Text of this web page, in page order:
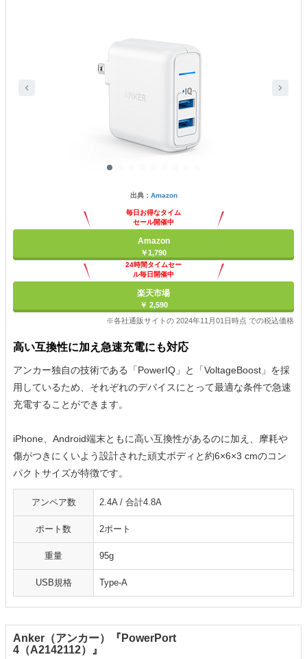
出典： Amazon
毎日お得なタイム
セール開催中
Amazon
￥1,790
24時間タイムセー
ル毎日開催中
楽天市場
￥ 2,590
※各社通販サイトの 2024年11月01日時点 での税込価格
高い互換性に加え急速充電にも対応
アンカー独自の技術である「PowerIQ」と「VoltageBoost」を採
用しているため、それぞれのデバイスにとって最適な条件で急速
充電することができます。
iPhone、Android端末ともに高い互換性があるのに加え、摩耗や
傷がつきにくいよう設計された頑丈ボディと約6×6×3 cmのコン
パクトサイズが特徴です。
アンペア数 2.4A / 合計4.8A
ポート数 2ポート
重量 95g
USB規格 Type-A
Anker（アンカー）『PowerPort
4（‎A2142112）』